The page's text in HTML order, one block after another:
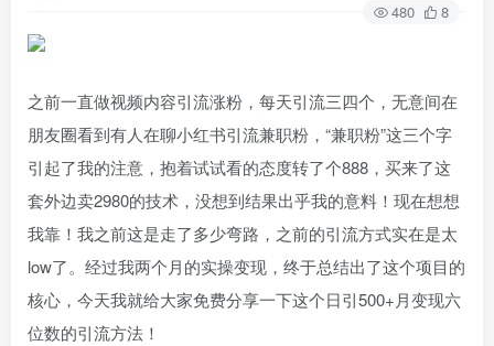
480 8
之前一直做视频内容引流涨粉，每天引流三四个，无意间在
朋友圈看到有人在聊小红书引流兼职粉，“兼职粉”这三个字
引起了我的注意，抱着试试看的态度转了个888，买来了这
套外边卖2980的技术，没想到结果出乎我的意料！现在想想
我靠！我之前这是走了多少弯路，之前的引流方式实在是太
low了。经过我两个月的实操变现，终于总结出了这个项目的
核心，今天我就给大家免费分享一下这个日引500+月变现六
位数的引流方法！